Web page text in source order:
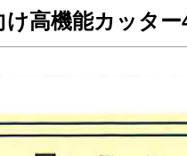
け高機能カッタ